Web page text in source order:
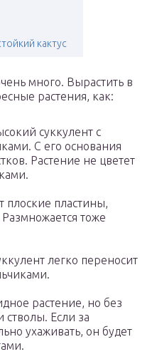
кактус
много. Вырастить в
растения, как:
суккулент с
С его основания
Растение не цветет
плоские пластины,
тоже
легко переносит
растение, но без
стволы. Если за
ухаживать, он будет